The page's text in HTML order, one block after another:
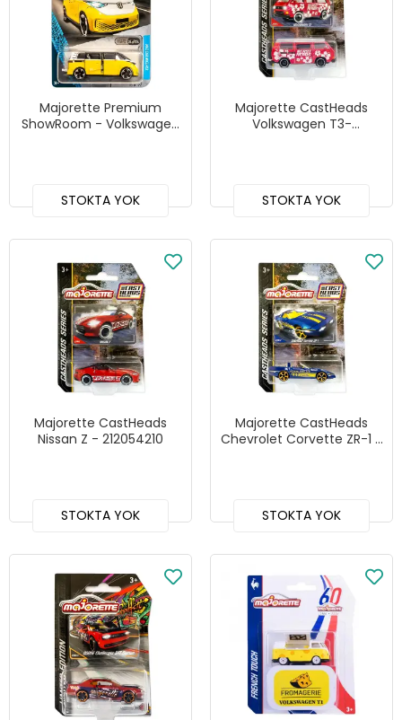
Majorette Premium
ShowRoom - Volkswagen
STOKTA YOK
Majorette CastHeads
Volkswagen T3-
STOKTA YOK
Majorette CastHeads
Nissan Z - 212054210
STOKTA YOK
Majorette CastHeads
Chevrolet Corvette ZR-1 -
STOKTA YOK